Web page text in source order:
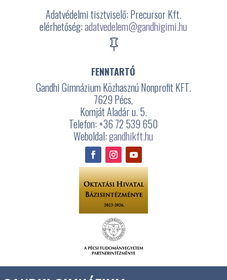
Adatvédelmi tisztviselő: Precursor Kft.
elérhetőség:adatvedelem@gandhigimi.hu

FENNTARTÓ
Gandhi Gimnázium Közhasznú Nonprofit KFT.
7629 Pécs,
Komját Aladár u. 5.
Telefon: +36 72 539 650
Weboldal:gandhikft.hu